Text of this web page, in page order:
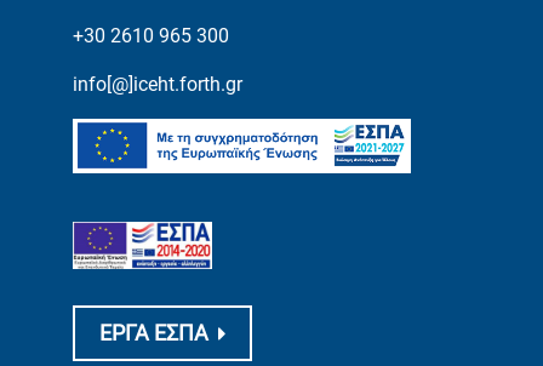
+30 2610 965 300
info[@]iceht.forth.gr
ΕΡΓΑ ΕΣΠΑ